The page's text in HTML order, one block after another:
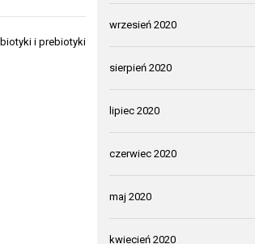
i prebiotyki
wrzesień 2020
sierpień 2020
lipiec 2020
czerwiec 2020
maj 2020
kwiecień 2020